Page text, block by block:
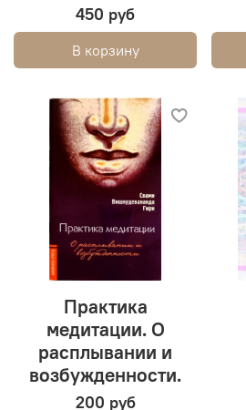
450 руб
В корзину
Практика
медитации. О
расплывании и
возбужденности.
200 руб